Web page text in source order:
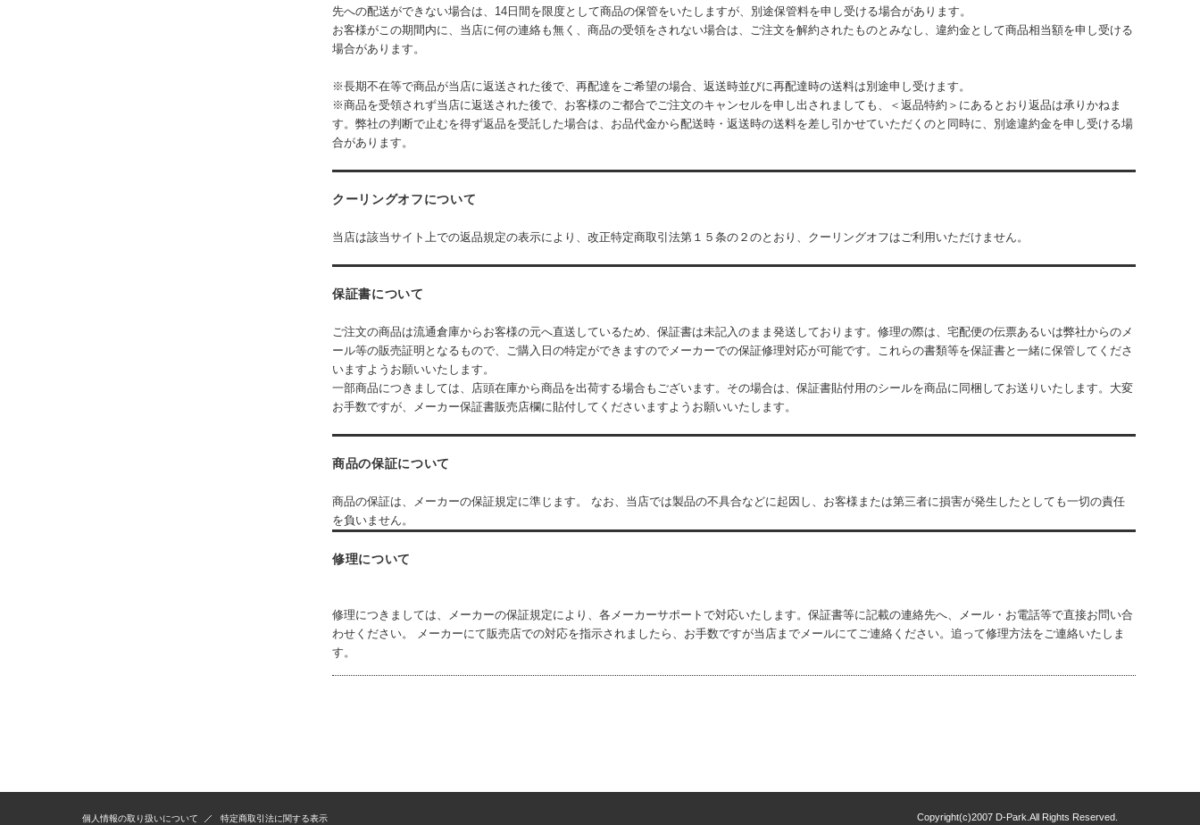
先への配送ができない場合は、14日間を限度として商品の保管をいたしますが、別途保管料を申し受ける場合があります。
お客様がこの期間内に、当店に何の連絡も無く、商品の受領をされない場合は、ご注文を解約されたものとみなし、違約金として商品相当額を申し受ける
場合があります。
※長期不在等で商品が当店に返送された後で、再配達をご希望の場合、返送時並びに再配達時の送料は別途申し受けます。
※商品を受領されず当店に返送された後で、お客様のご都合でご注文のキャンセルを申し出されましても、＜返品特約＞にあるとおり返品は承りかねま
す。弊社の判断で止むを得ず返品を受託した場合は、お品代金から配送時・返送時の送料を差し引かせていただくのと同時に、別途違約金を申し受ける場
合があります。
クーリングオフについて
当店は該当サイト上での返品規定の表示により、改正特定商取引法第１５条の２のとおり、クーリングオフはご利用いただけません。
保証書について
ご注文の商品は流通倉庫からお客様の元へ直送しているため、保証書は未記入のまま発送しております。修理の際は、宅配便の伝票あるいは弊社からのメ
ール等の販売証明となるもので、ご購入日の特定ができますのでメーカーでの保証修理対応が可能です。これらの書類等を保証書と一緒に保管してくださ
いますようお願いいたします。
一部商品につきましては、店頭在庫から商品を出荷する場合もございます。その場合は、保証書貼付用のシールを商品に同梱してお送りいたします。大変
お手数ですが、メーカー保証書販売店欄に貼付してくださいますようお願いいたします。
商品の保証について
商品の保証は、メーカーの保証規定に準じます。 なお、当店では製品の不具合などに起因し、お客様または第三者に損害が発生したとしても一切の責任
を負いません。
修理について
修理につきましては、メーカーの保証規定により、各メーカーサポートで対応いたします。保証書等に記載の連絡先へ、メール・お電話等で直接お問い合
わせください。 メーカーにて販売店での対応を指示されましたら、お手数ですが当店までメールにてご連絡ください。追って修理方法をご連絡いたしま
す。
個人情報の取り扱いについて 特定商取引法に関する表示 Copyright(c)2007 D-Park.All Rights Reserved.